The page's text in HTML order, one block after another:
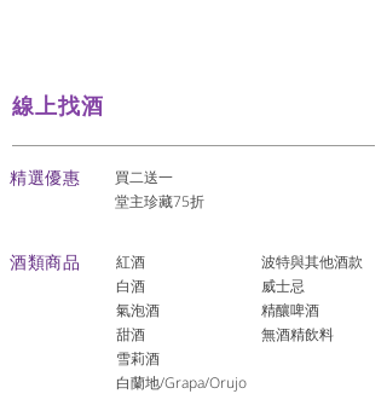
線上找酒
​精選優惠
買二送一
堂主珍藏75折
酒類商品
紅酒
白酒
氣泡酒
​甜酒
雪莉酒
白蘭地/Grapa/Orujo
波特與其他酒款
威士忌
精釀啤酒
​無酒精飲料